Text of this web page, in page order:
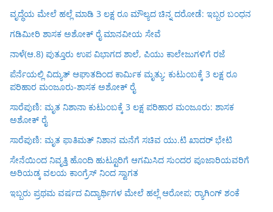
ವೃದ್ಧೆಯ ಮೇಲೆ ಹಲ್ಲೆ ಮಾಡಿ 3 ಲಕ್ಷ ರೂ ಮೌಲ್ಯದ ಚಿನ್ನ ದರೋಡೆ: ಇಬ್ಬರ ಬಂಧನ
ಗಡಿಮೀರಿ ಶಾಸಕ ಅಶೋಕ್ ರೈ ಮಾನವೀಯ ಸೇವೆ
ನಾಳೆ(ಆ.8) ಪುತ್ತೂರು ಉಪ ವಿಭಾಗದ ಶಾಲೆ, ಪಿಯು ಕಾಲೇಜುಗಳಿಗೆ ರಜೆ
ಪೆರ್ನೆಯಲ್ಲಿ ವಿದ್ಯುತ್ ಆಘಾತದಿಂದ ಕಾರ್ಮಿಕ ಮೃತ್ಯು: ಕುಟುಂಬಕ್ಕೆ 3 ಲಕ್ಷ ರೂ
ಪರಿಹಾರ ಮಂಜೂರು-ಶಾಸಕ ಅಶೋಕ್ ರೈ
ಸಾರೆಪುಣಿ: ಮೃತ ನಿಶಾನಾ ಕುಟುಂಬಕ್ಕೆ 3 ಲಕ್ಷ ಪರಿಹಾರ ಮಂಜೂರು: ಶಾಸಕ
ಅಶೋಕ್ ರೈ
ಸಾರೆಪುಣಿ: ಮೃತ ಫಾತಿಮತ್ ನಿಶಾನ ಮನೆಗೆ ಸಚಿವ ಯು.ಟಿ ಖಾದರ್ ಭೇಟಿ
ಸೇನೆಯಿಂದ ನಿವೃತ್ತಿ ಹೊಂದಿ ಹುಟ್ಟೂರಿಗೆ ಆಗಮಿಸಿದ ಸುಂದರ ಪೂಜಾರಿಯವರಿಗೆ
ಅರಿಯಡ್ಕ ವಲಯ ಕಾಂಗ್ರೆಸ್ ನಿಂದ ಸ್ವಾಗತ
ಇಬ್ಬರು ಪ್ರಥಮ ವರ್ಷದ ವಿದ್ಯಾರ್ಥಿಗಳ ಮೇಲೆ ಹಲ್ಲೆ ಆರೋಪ; ರ‍್ಯಾಗಿಂಗ್ ಶಂಕೆ